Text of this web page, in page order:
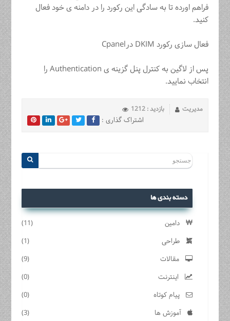
فراهم اورده تا به سادگی این رکورد را در دامنه ی خود فعال
کنید.
فعال سازی رکورد DKIM درCpanel
پس از لاگین به کنترل پنل گزینه ی Authentication را
انتخاب نمایید.
مدیریت بازدید : 1212
اشتراک گذاری :
دسته بندی ها
دامین
(11)
طراحی
(1)
مقالات
(9)
اینترنت
(0)
پیام کوتاه
(0)
آموزش ها
(3)